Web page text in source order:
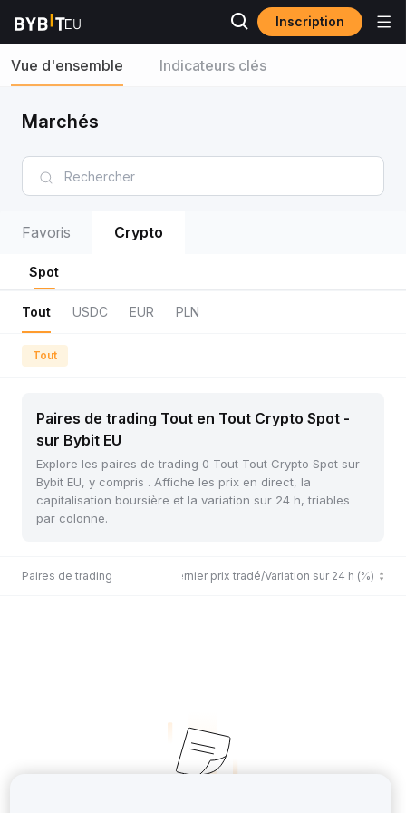
Inscription
Vue d'ensemble Indicateurs clés
Marchés
Favoris Crypto
Spot
Tout USDC EUR PLN
Tout
Paires de trading Tout en Tout Crypto Spot -
sur Bybit EU
Explore les paires de trading 0 Tout Tout Crypto Spot sur
Bybit EU, y compris . Affiche les prix en direct, la
capitalisation boursière et la variation sur 24 h, triables
par colonne.
Paires de trading Dernier prix tradé/Variation sur 24 h (%)